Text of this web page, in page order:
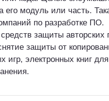
модуль или часть.
по разработке ПО.
защиты
защиты от
игр, электронных книг